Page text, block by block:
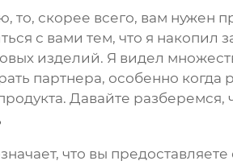
то, скорее всего, вам нужен
с вами тем, что я накопил
изделий. Я видел
партнера, особенно когда
Давайте разберемся,
что вы